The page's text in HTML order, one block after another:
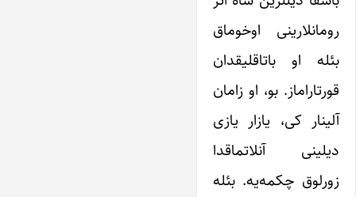
رومانلارینی اوخوماق
بئله او باتاقلیقدان
قورتاراماز. بو، او زامان
آلینار کی، یازار یازی
دیلینی آنلاتماقدا
زورلوق چکمه‌یه. بئله